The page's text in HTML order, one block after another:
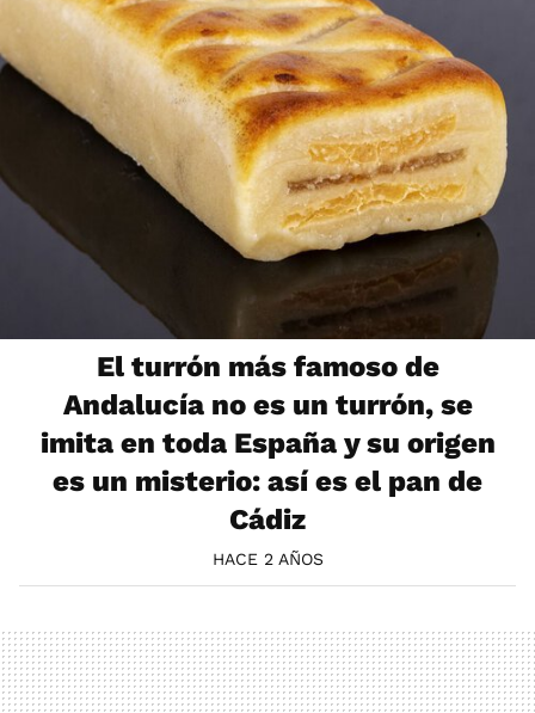
El turrón más famoso de
Andalucía no es un turrón, se
imita en toda España y su origen
es un misterio: así es el pan de
Cádiz
HACE 2 AÑOS